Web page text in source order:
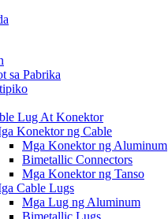
sa Pabrika
Lug At Konektor
Konektor ng Cable
Mga Konektor ng Aluminum
Bimetallic Connectors
Mga Konektor ng Tanso
Cable Lugs
Mga Lug ng Aluminum
Bimetallic Lugs